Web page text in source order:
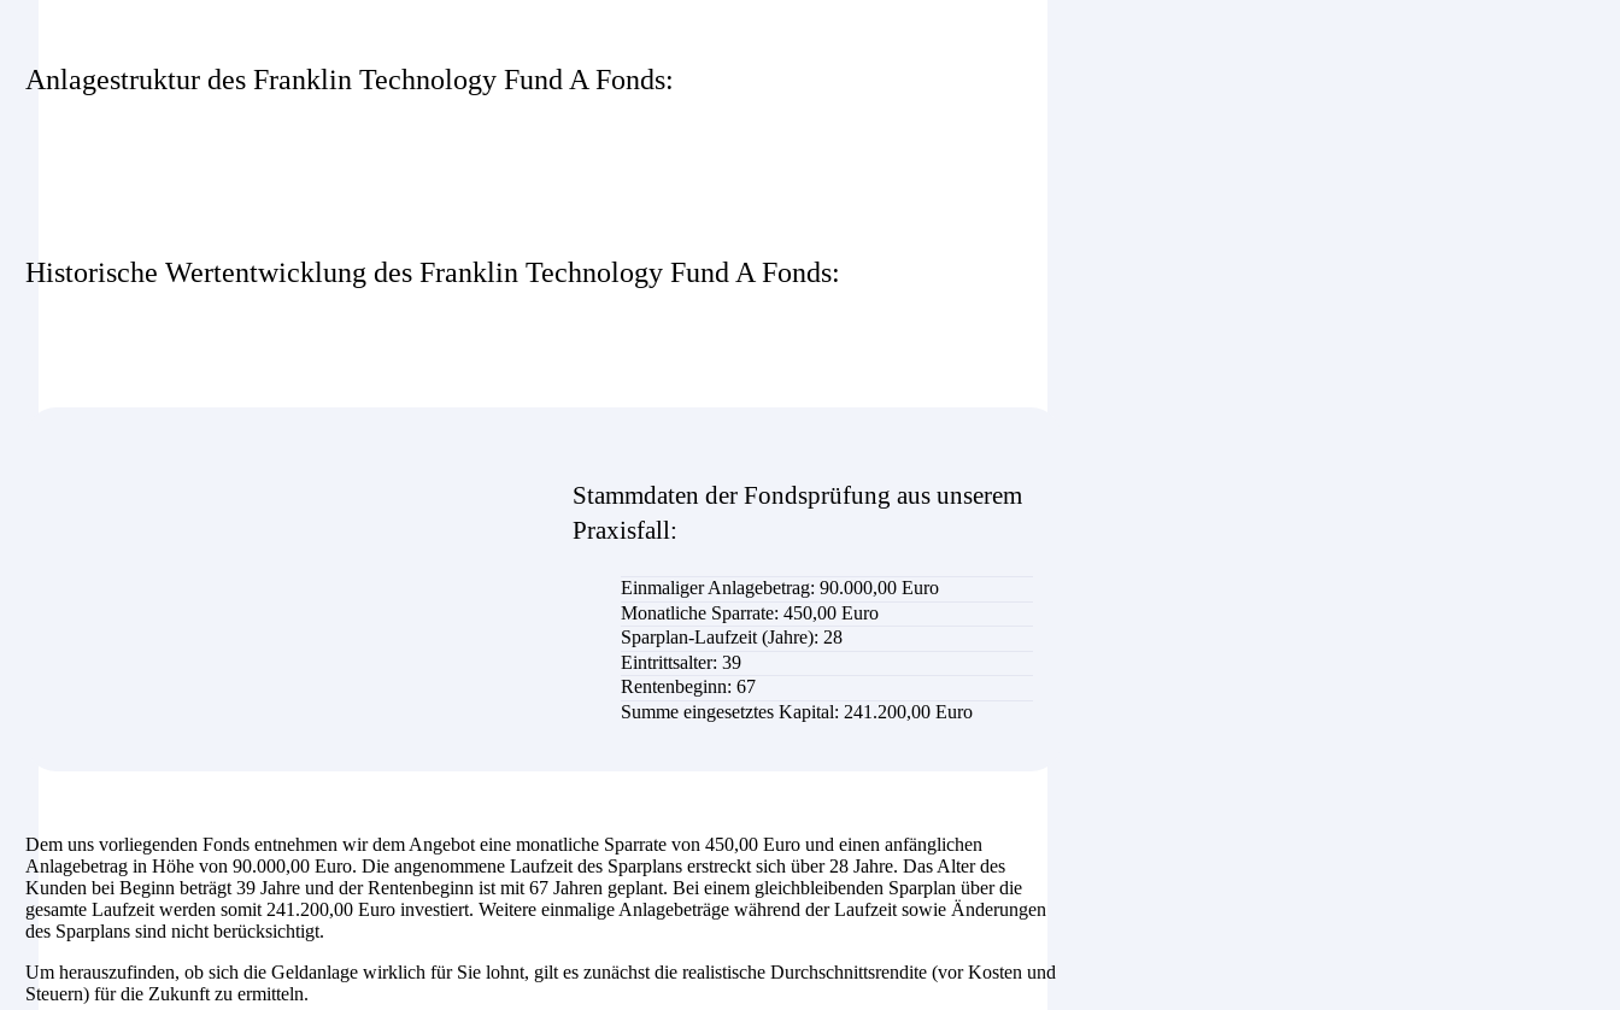
Anlagestruktur des Franklin Technology Fund A Fonds:
Historische Wertentwicklung des Franklin Technology Fund A Fonds:
Stammdaten der Fondsprüfung aus unserem
Praxisfall:
Einmaliger Anlagebetrag: 90.000,00 Euro
Monatliche Sparrate: 450,00 Euro
Sparplan-Laufzeit (Jahre): 28
Eintrittsalter: 39
Rentenbeginn: 67
Summe eingesetztes Kapital: 241.200,00 Euro
Dem uns vorliegenden Fonds entnehmen wir dem Angebot eine monatliche Sparrate von 450,00 Euro und einen anfänglichen
Anlagebetrag in Höhe von 90.000,00 Euro. Die angenommene Laufzeit des Sparplans erstreckt sich über 28 Jahre. Das Alter des
Kunden bei Beginn beträgt 39 Jahre und der Rentenbeginn ist mit 67 Jahren geplant. Bei einem gleichbleibenden Sparplan über die
gesamte Laufzeit werden somit 241.200,00 Euro investiert. Weitere einmalige Anlagebeträge während der Laufzeit sowie Änderungen
des Sparplans sind nicht berücksichtigt.
Um herauszufinden, ob sich die Geldanlage wirklich für Sie lohnt, gilt es zunächst die realistische Durchschnittsrendite (vor Kosten und
Steuern) für die Zukunft zu ermitteln.